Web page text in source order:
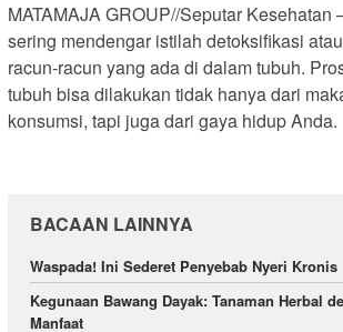
MATAMAJA GROUP//Seputar Kesehatan
sering mendengar istilah detoksifikasi
racun-racun yang ada di dalam tubuh.
tubuh bisa dilakukan tidak hanya dari
konsumsi, tapi juga dari gaya hidup Anda.
BACAAN LAINNYA
Waspada! Ini Sederet Penyebab Nyeri Kronis
Kegunaan Bawang Dayak: Tanaman Herbal
Manfaat